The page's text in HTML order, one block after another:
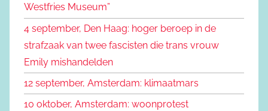
r
:
Westfries Museum”
4 september, Den Haag: hoger beroep in de
strafzaak van twee fascisten die trans vrouw
Emily mishandelden
12 september, Amsterdam: klimaatmars
10 oktober, Amsterdam: woonprotest